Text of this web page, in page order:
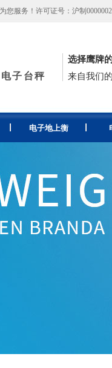
您服务！许可证号：沪制
子台秤
选择鹰牌
来自我们
电子地上衡